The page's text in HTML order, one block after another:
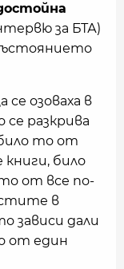
за БТА)
озоваха в
разкрива
то от
било
от все по-
в
зависи дали
от един